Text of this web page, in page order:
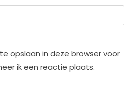
opslaan in deze browser voor
ik een reactie plaats.